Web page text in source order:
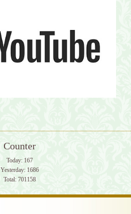
Counter
Today: 167
Yesterday: 1686
Total: 701158